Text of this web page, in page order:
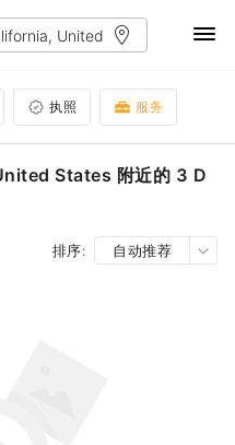
执照 服务
States 附近的 3 D
排序: 自动推荐